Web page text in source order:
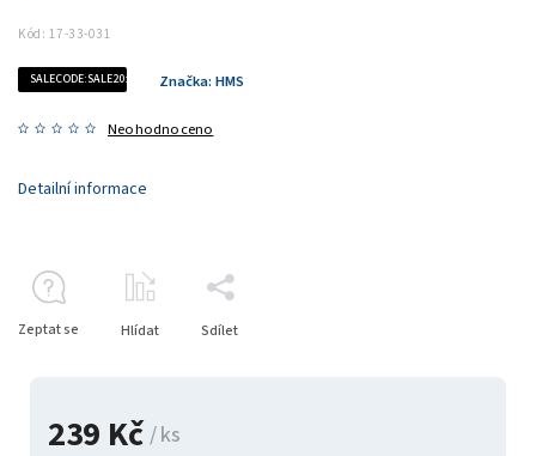
Kód: 17-33-031
SALECODE:SALE20:20:%
Neohodnoceno
Značka: HMS
239 Kč / ks
Detailní informace
Zeptat se Hlídat Sdílet